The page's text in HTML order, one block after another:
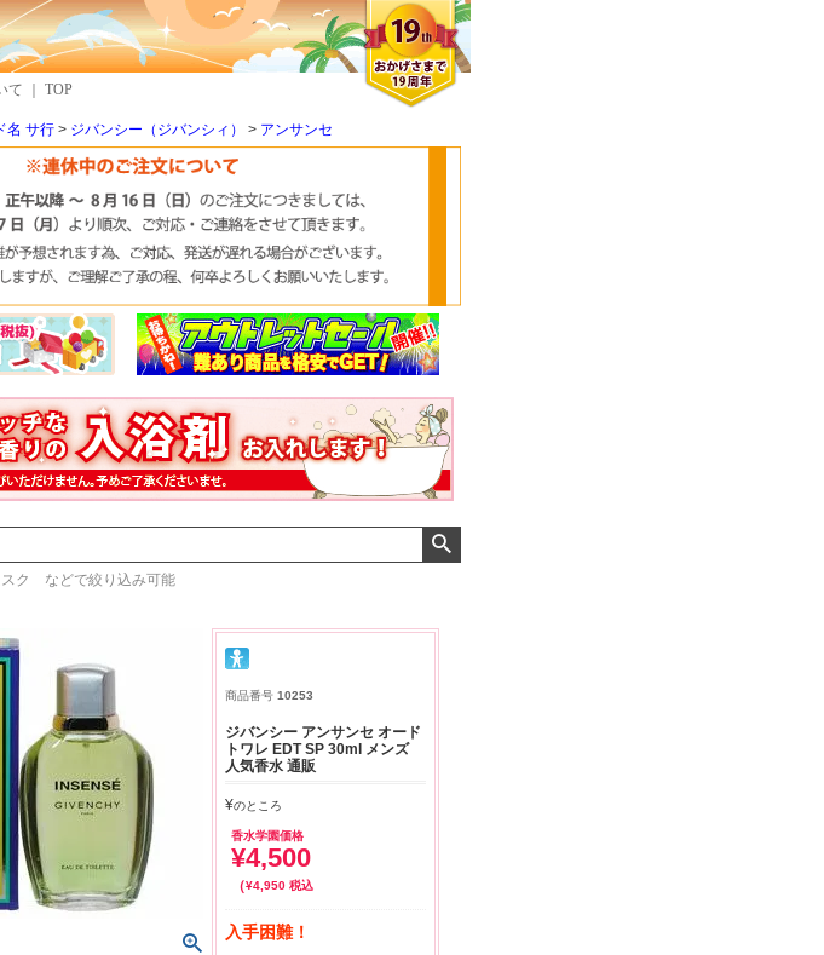
て TOP
名 サ行 ジバンシー（ジバンシィ） アンサンセ
ク などで絞り込み可能
商品番号 10253
ジバンシー アンサンセ オード
トワレ EDT SP 30ml メンズ
人気香水 通販
¥のところ
香水学園価格
¥4,500
¥4,950 税込
入手困難！
MMさん
量試せるところが魅力でし
た。
クロエさん
した。またよろしくお願い
おまけありがとうございま
した。早速レビューを書き